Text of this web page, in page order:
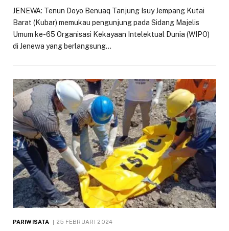
JENEWA: Tenun Doyo Benuaq Tanjung Isuy Jempang Kutai
Barat (Kubar) memukau pengunjung pada Sidang Majelis
Umum ke-65 Organisasi Kekayaan Intelektual Dunia (WIPO)
di Jenewa yang berlangsung…
PARIWISATA 25 FEBRUARI 2024